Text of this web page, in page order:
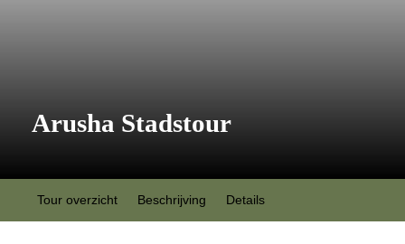
Arusha Stadstour
Tour overzicht Beschrijving Details